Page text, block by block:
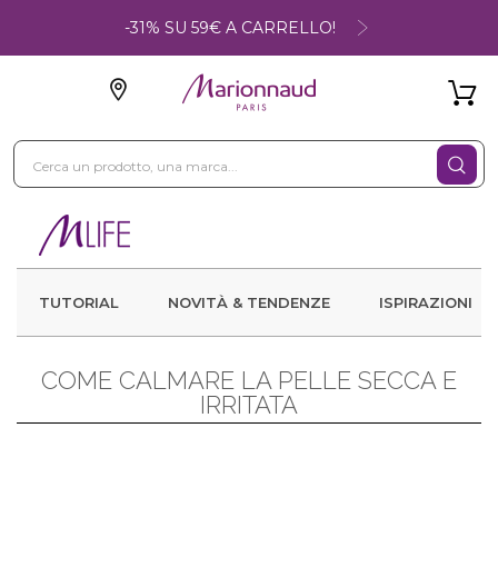
-31% SU 59€ A CARRELLO!
TUTORIAL NOVITÀ & TENDENZE ISPIRAZIONI
COME CALMARE LA PELLE SECCA E
IRRITATA